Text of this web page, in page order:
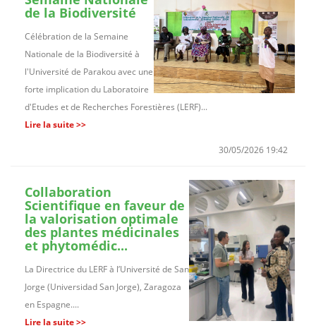
de la Biodiversité
Célébration de la Semaine
Nationale de la Biodiversité à
l'Université de Parakou avec une
forte implication du Laboratoire
d'Etudes et de Recherches Forestières (LERF)...
Lire la suite >>
30/05/2026 19:42
Collaboration
Scientifique en faveur de
la valorisation optimale
des plantes médicinales
et phytomédic...
La Directrice du LERF à l’Université de San
Jorge (Universidad San Jorge), Zaragoza
en Espagne....
Lire la suite >>